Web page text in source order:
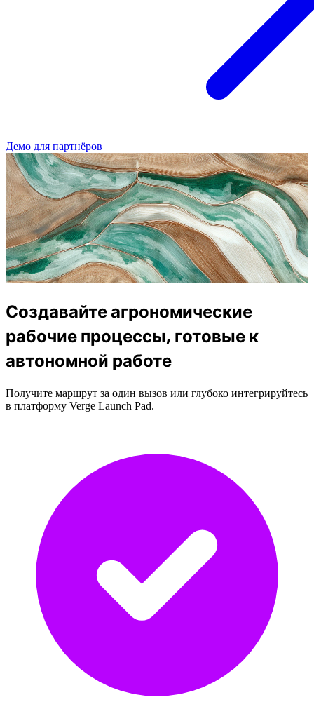
Демо для партнёров
Создавайте агрономические
рабочие процессы, готовые к
автономной работе
Получите маршрут за один вызов или глубоко интегрируйтесь
в платформу Verge Launch Pad.